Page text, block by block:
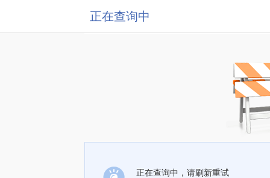
正在查询中
正在查询中，请刷新重试